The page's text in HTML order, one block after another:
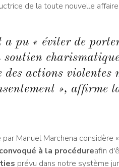
de la toute nouvelle
a pu « éviter de
actions violentes
», affirme
Manuel Marchena considère «
à la procédureafin
prévu dans notre système